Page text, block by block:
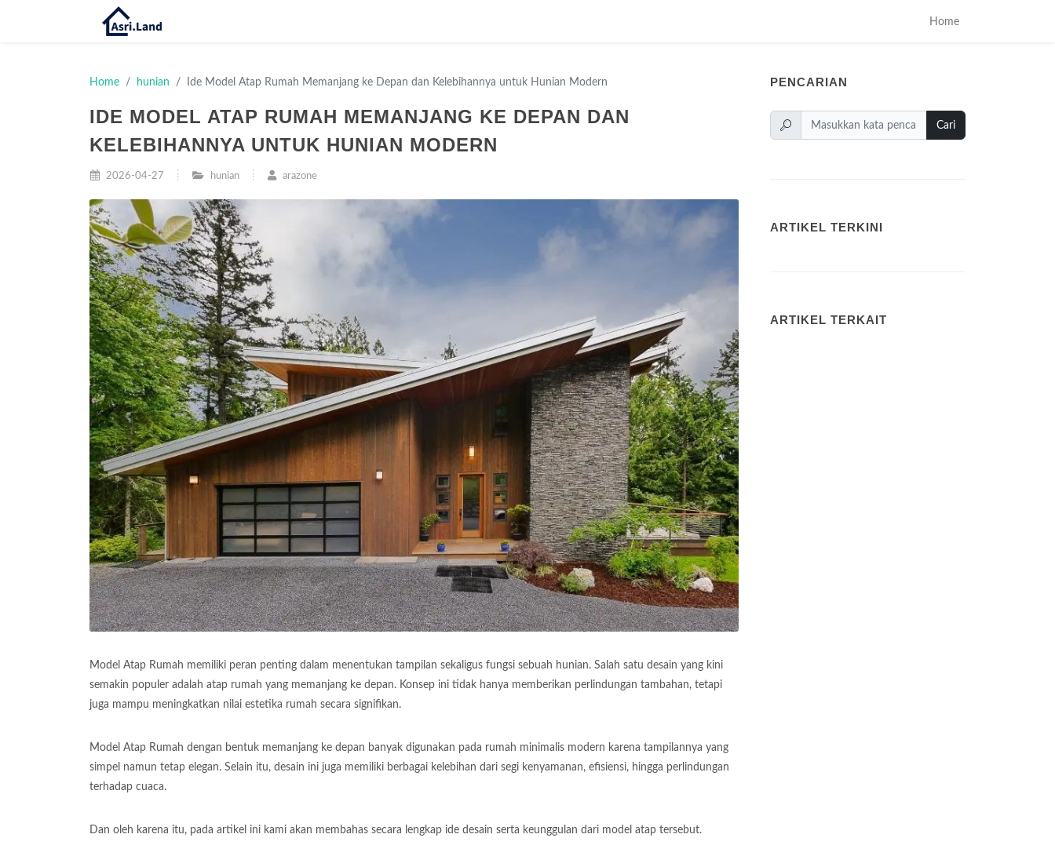
Home
Home hunian Ide Model Atap Rumah Memanjang ke Depan dan Kelebihannya untuk Hunian Modern
IDE MODEL ATAP RUMAH MEMANJANG KE DEPAN DAN
KELEBIHANNYA UNTUK HUNIAN MODERN
2026-04-27 hunian arazone
Model Atap Rumah memiliki peran penting dalam menentukan tampilan sekaligus fungsi sebuah hunian. Salah satu desain yang kini
semakin populer adalah atap rumah yang memanjang ke depan. Konsep ini tidak hanya memberikan perlindungan tambahan, tetapi
juga mampu meningkatkan nilai estetika rumah secara signifikan.
Model Atap Rumah dengan bentuk memanjang ke depan banyak digunakan pada rumah minimalis modern karena tampilannya yang
simpel namun tetap elegan. Selain itu, desain ini juga memiliki berbagai kelebihan dari segi kenyamanan, efisiensi, hingga perlindungan
terhadap cuaca.
Dan oleh karena itu, pada artikel ini kami akan membahas secara lengkap ide desain serta keunggulan dari model atap tersebut.
PENCARIAN
Cari
ARTIKEL TERKINI
ARTIKEL TERKAIT